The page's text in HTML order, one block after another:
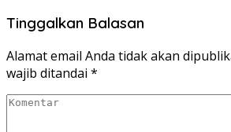
Tinggalkan Balasan
Alamat email Anda tidak akan
wajib ditandai *